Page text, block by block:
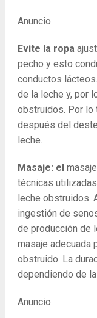
Anuncio
Evite la ropa
pecho y esto
conductos
de la leche y, por
obstruidos. Por lo
después del
leche.
Masaje: el
técnicas
leche obstruidos.
ingestión de
de producción de
masaje adecuada
obstruido. La
dependiendo de
Anuncio